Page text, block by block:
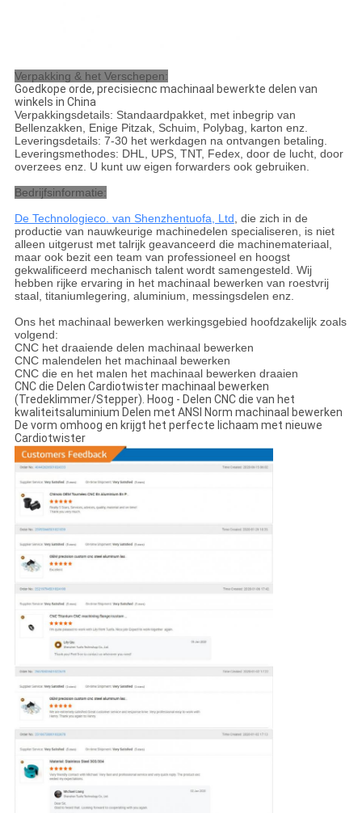
Verpakking & het Verschepen:
Goedkope orde, precisiecnc machinaal bewerkte delen van
winkels in China
Verpakkingsdetails: Standaardpakket, met inbegrip van
Bellenzakken, Enige Pitzak, Schuim, Polybag, karton enz.
Leveringsdetails: 7-30 het werkdagen na ontvangen betaling.
Leveringsmethodes: DHL, UPS, TNT, Fedex, door de lucht, door
overzees enz. U kunt uw eigen forwarders ook gebruiken.
Bedrijfsinformatie:
De Technologieco. van Shenzhentuofa, Ltd, die zich in de
productie van nauwkeurige machinedelen specialiseren, is niet
alleen uitgerust met talrijk geavanceerd die machinemateriaal,
maar ook bezit een team van professioneel en hoogst
gekwalificeerd mechanisch talent wordt samengesteld. Wij
hebben rijke ervaring in het machinaal bewerken van roestvrij
staal, titaniumlegering, aluminium, messingsdelen enz.
Ons het machinaal bewerken werkingsgebied hoofdzakelijk zoals
volgend:
CNC het draaiende delen machinaal bewerken
CNC malendelen het machinaal bewerken
CNC die en het malen het machinaal bewerken draaien
CNC die Delen Cardiotwister machinaal bewerken
(Tredeklimmer/Stepper). Hoog - Delen CNC die van het
kwaliteitsaluminium Delen met ANSI Norm machinaal bewerken
De vorm omhoog en krijgt het perfecte lichaam met nieuwe
Cardiotwister